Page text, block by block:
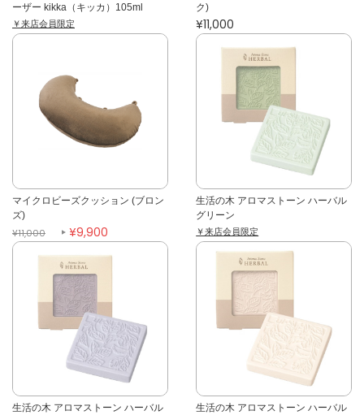
ーザー kikka（キッカ）105ml
￥来店会員限定
ク)
¥11,000
マイクロビーズクッション (ブロン
ズ)
¥11,000 ¥9,900
生活の木 アロマストーン ハーバル
グリーン
￥来店会員限定
生活の木 アロマストーン ハーバル
生活の木 アロマストーン ハーバル